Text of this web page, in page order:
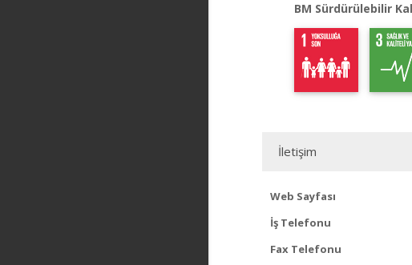
BM Sürdürülebilir
İletişim
Web Sayfası
İş Telefonu
Fax Telefonu